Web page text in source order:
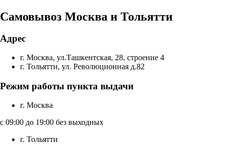
Самовывоз Москва и Тольятти
Адрес
г. Москва, ул.Ташкентская, 28, строение 4
г. Тольятти, ул. Революционная д.82
Режим работы пункта выдачи
г. Москва
с 09:00 до 19:00 без выходных
г. Тольятти